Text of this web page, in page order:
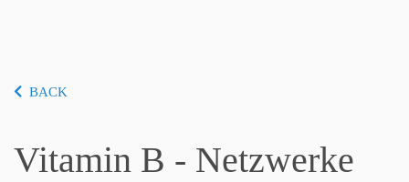
BACK
Vitamin B - Netzwerke